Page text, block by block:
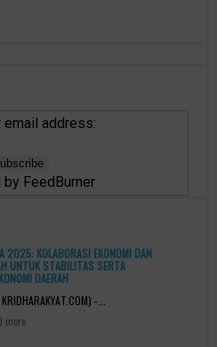
email address:
by FeedBurner
2025: KOLABORASI EKONOMI DAN
UNTUK STABILITAS SERTA
DAERAH
-...
more